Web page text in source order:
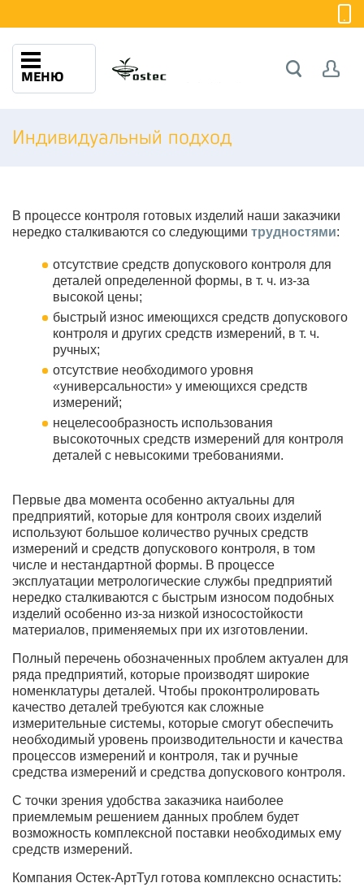
МЕНЮ
Индивидуальный подход
В процессе контроля готовых изделий наши заказчики
нередко сталкиваются со следующими трудностями:
отсутствие средств допускового контроля для
деталей определенной формы, в т. ч. из-за
высокой цены;
быстрый износ имеющихся средств допускового
контроля и других средств измерений, в т. ч.
ручных;
отсутствие необходимого уровня
«универсальности» у имеющихся средств
измерений;
нецелесообразность использования
высокоточных средств измерений для контроля
деталей с невысокими требованиями.
Первые два момента особенно актуальны для
предприятий, которые для контроля своих изделий
используют большое количество ручных средств
измерений и средств допускового контроля, в том
числе и нестандартной формы. В процессе
эксплуатации метрологические службы предприятий
нередко сталкиваются с быстрым износом подобных
изделий особенно из-за низкой износостойкости
материалов, применяемых при их изготовлении.
Полный перечень обозначенных проблем актуален для
ряда предприятий, которые производят широкие
номенклатуры деталей. Чтобы проконтролировать
качество деталей требуются как сложные
измерительные системы, которые смогут обеспечить
необходимый уровень производительности и качества
процессов измерений и контроля, так и ручные
средства измерений и средства допускового контроля.
С точки зрения удобства заказчика наиболее
приемлемым решением данных проблем будет
возможность комплексной поставки необходимых ему
средств измерений.
Компания Остек-АртТул готова комплексно оснастить: